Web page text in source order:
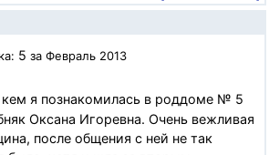
5 за Февраль 2013
я познакомилась в роддоме № 5
Оксана Игоревна. Очень вежливая
после общения с ней не так